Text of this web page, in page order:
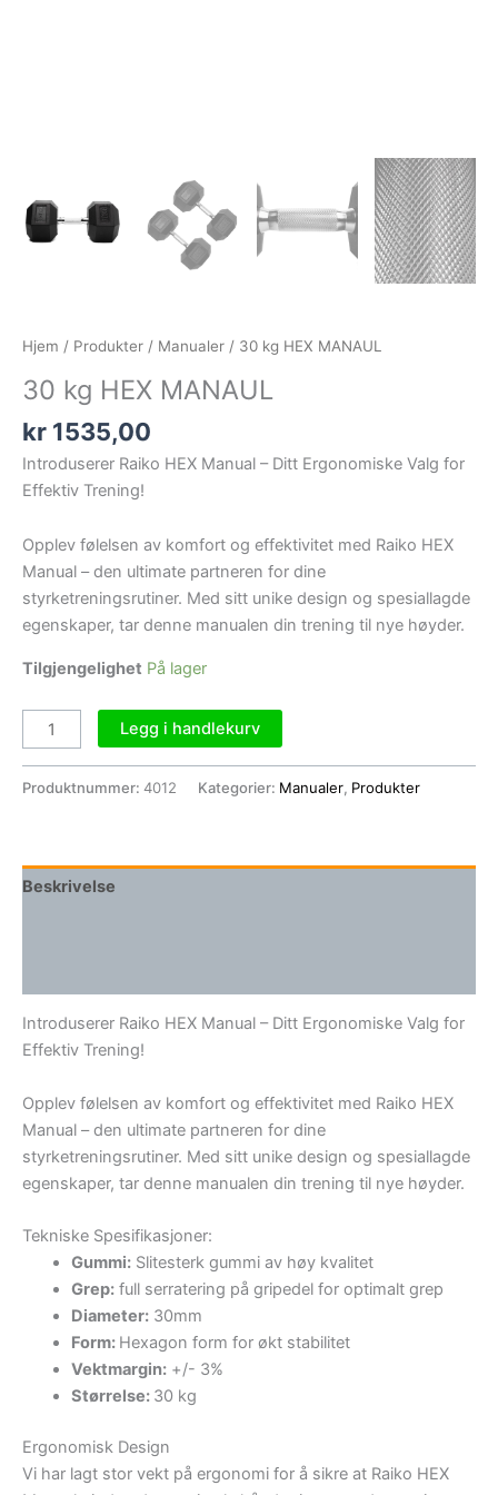
Hjem / Produkter / Manualer / 30 kg HEX MANAUL
30 kg HEX MANAUL
kr 1535,00
Introduserer Raiko HEX Manual – Ditt Ergonomiske Valg for
Effektiv Trening!
Opplev følelsen av komfort og effektivitet med Raiko HEX
Manual – den ultimate partneren for dine
styrketreningsrutiner. Med sitt unike design og spesiallagde
egenskaper, tar denne manualen din trening til nye høyder.
Tilgjengelighet På lager
Legg i handlekurv
Produktnummer: 4012 Kategorier: Manualer, Produkter
Beskrivelse
Introduserer Raiko HEX Manual – Ditt Ergonomiske Valg for
Effektiv Trening!
Opplev følelsen av komfort og effektivitet med Raiko HEX
Manual – den ultimate partneren for dine
styrketreningsrutiner. Med sitt unike design og spesiallagde
egenskaper, tar denne manualen din trening til nye høyder.
Tekniske Spesifikasjoner:
Gummi:Slitesterk gummi av høy kvalitet
Grep:full serratering på gripedel for optimalt grep
Diameter:30mm
Form: Hexagon form for økt stabilitet
Vektmargin:+/- 3%
Størrelse: 30 kg
Ergonomisk Design
Vi har lagt stor vekt på ergonomi for å sikre at Raiko HEX